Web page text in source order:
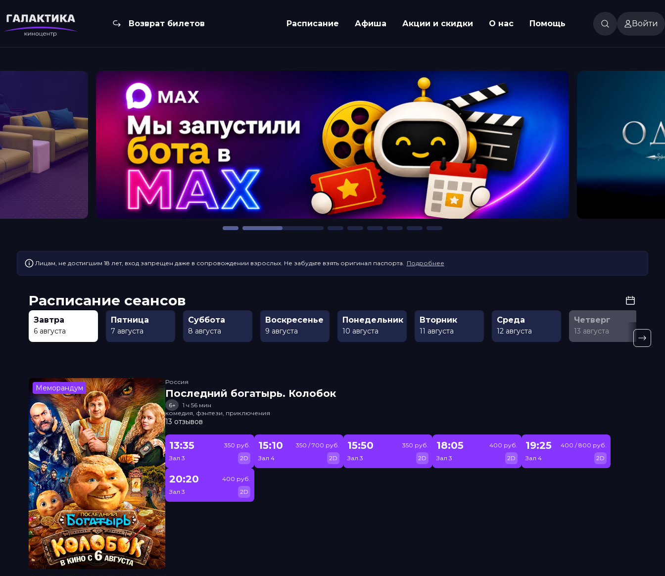
Возврат билетов Расписание Афиша Акции и скидки О нас Помощь Войти
Лицам, не достигшим 18 лет, вход запрещен даже в сопровождении взрослых. Не забудьте взять оригинал паспорта. Подробнее
Расписание сеансов
Завтра
6 августа
Пятница
7 августа
Суббота
8 августа
Воскресенье
9 августа
Понедельник
10 августа
Вторник
11 августа
Среда
12 августа
Четверг
13 августа
Меморандум
Россия
Последний богатырь. Колобок
6+
1 ч 56 мин
комедия, фэнтези, приключения
13 отзывов
13:35
Зал 3
350 руб.
2D
15:10
Зал 4
350 / 700 руб.
2D
15:50
Зал 3
350 руб.
2D
18:05
Зал 3
400 руб.
2D
19:25
Зал 4
400 / 800 руб.
2D
20:20
Зал 3
400 руб.
2D